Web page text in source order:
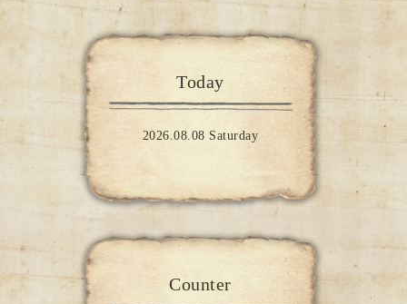
Today
2026.08.08 Saturday
Counter